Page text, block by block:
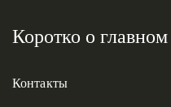
Коротко о главном
Контакты